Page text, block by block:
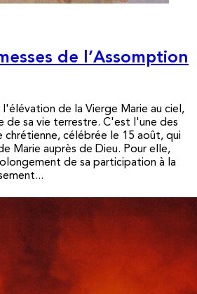
de l’Assomption
de la Vierge Marie au ciel,
de sa vie terrestre. C'est l'une des
chrétienne, célébrée le 15 août, qui
Marie auprès de Dieu. Pour elle,
de sa participation à la